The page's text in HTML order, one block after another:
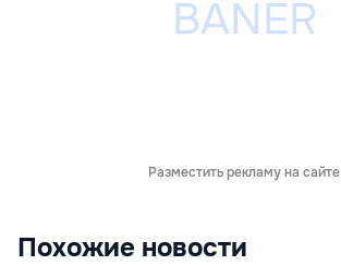
Разместить рекламу на сайте
Похожие новости